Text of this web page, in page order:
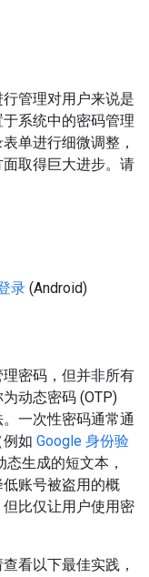
管理对用户来说是
系统中的密码管理
单进行细微调整，
取得巨大进步。请
录 (Android)
密码，但并非所有
动态密码 (OTP)
一次性密码通常通
如 Google 身份验
生成的短文本，
账号被盗用的概
比仅让用户使用密
看以下最佳实践，